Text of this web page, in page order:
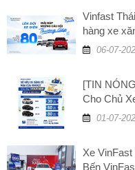
Vinfast
hàng xe
đáp những
06-07-
[TIN
Cho Chủ
VinFast
01-07-
Xe
Bến